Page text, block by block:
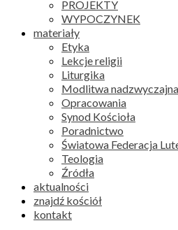
PROJEKTY
WYPOCZYNEK
materiały
Etyka
Lekcje religii
Liturgika
Modlitwa nadzwyczajna
Opracowania
Synod Kościoła
Poradnictwo
Światowa Federacja
Teologia
Źródła
aktualności
znajdź kościół
kontakt